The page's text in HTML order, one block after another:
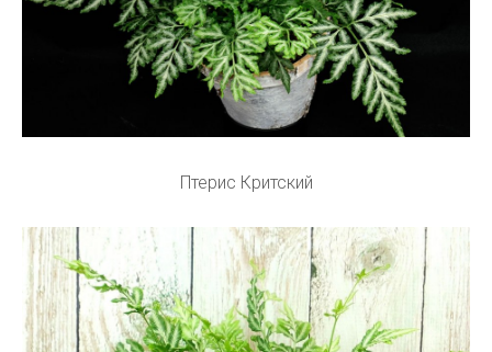
Птерис Критский